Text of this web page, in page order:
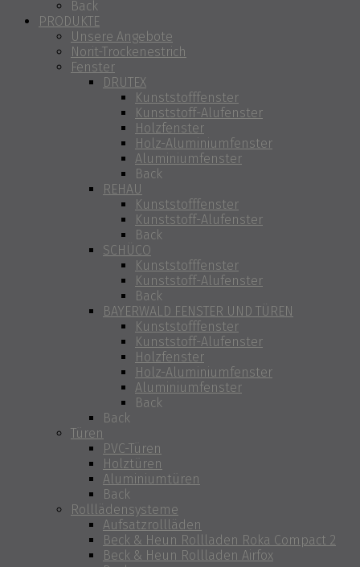
Back
PRODUKTE
Unsere Angebote
Norit-Trockenestrich
Fenster
DRUTEX
Kunststofffenster
Kunststoff-Alufenster
Holzfenster
Holz-Aluminiumfenster
Aluminiumfenster
Back
REHAU
Kunststofffenster
Kunststoff-Alufenster
Back
SCHÜCO
Kunststofffenster
Kunststoff-Alufenster
Back
BAYERWALD FENSTER UND TÜREN
Kunststofffenster
Kunststoff-Alufenster
Holzfenster
Holz-Aluminiumfenster
Aluminiumfenster
Back
Back
Türen
PVC-Türen
Holztüren
Aluminiumtüren
Back
Rolllädensysteme
Aufsatzrollläden
Beck & Heun Rollladen Roka Compact 2
Beck & Heun Rollladen Airfox